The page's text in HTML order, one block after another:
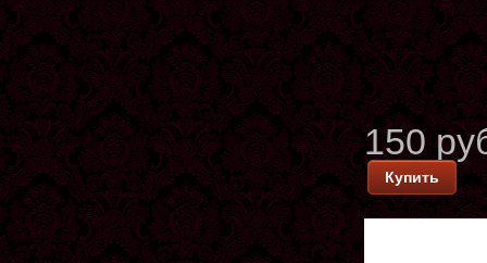
150
Купить